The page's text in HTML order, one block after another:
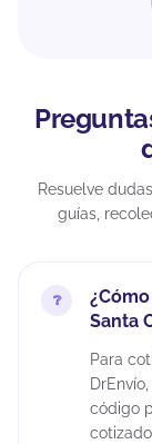
Resuelve
guías,
Santa
Para
código